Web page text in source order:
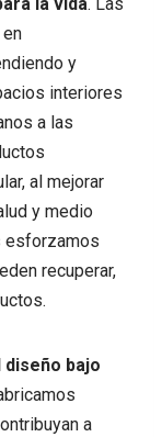
y
interiores
a las
al mejorar
y medio
esforzamos
recuperar,
bajo
a